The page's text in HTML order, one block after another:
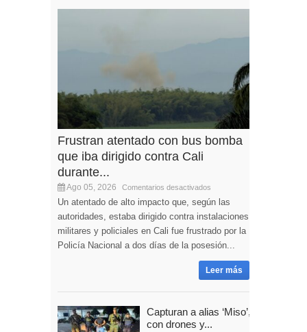
Frustran atentado con bus bomba
que iba dirigido contra Cali
durante...
Ago 05, 2026 Comentarios desactivados
Un atentado de alto impacto que, según las
autoridades, estaba dirigido contra instalaciones
militares y policiales en Cali fue frustrado por la
Policía Nacional a dos días de la posesión...
Leer más
Capturan a alias ‘Miso’,
con drones y...